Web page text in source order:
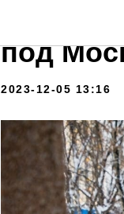
День
под
2023-12-05 13:16